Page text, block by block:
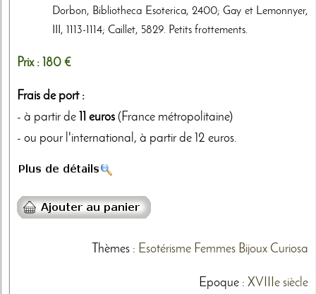
Dorbon, Bibliotheca Esoterica, 2400; Gay et Lemonnyer,
III, 1113-1114; Caillet, 5829. Petits frottements.
Prix : 180 €
Frais de port :
- à partir de 11 euros (France métropolitaine)
- ou pour l'international, à partir de 12 euros.
Thèmes: Esotérisme Femmes Bijoux Curiosa
Epoque : XVIIIe siècle